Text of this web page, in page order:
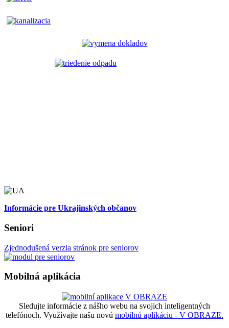
Informácie pre Ukrajinských občanov
Seniori
Zjednodušená verzia stránok pre seniorov
Mobilná aplikácia
Sledujte informácie z nášho webu na svojich inteligentných
telefónoch. Využívajte našu novú mobilnú aplikáciu - V OBRAZE.